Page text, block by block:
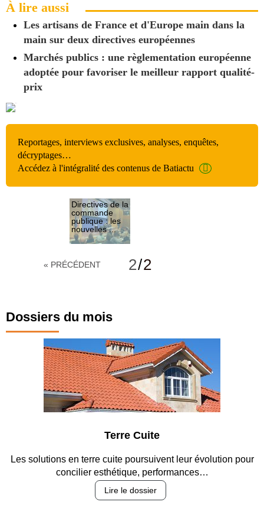
À lire aussi
Les artisans de France et d'Europe main dans la
main sur deux directives européennes
Marchés publics : une règlementation européenne
adoptée pour favoriser le meilleur rapport qualité-
prix
Reportages, interviews exclusives, analyses, enquêtes,
décryptages…
Accédez à l'intégralité des contenus de Batiactu
Directives de la
commande
publique : les
nouvelles ...
simplification
de la
« PRÉCÉDENT 2/2
Dossiers du mois
poursuivent leur évolution pour
performances…
Entre circulation,